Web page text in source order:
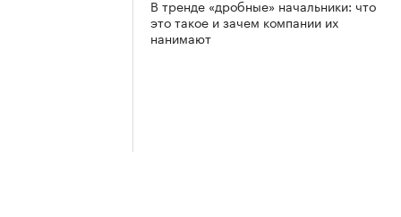
В тренде «дробные» начальники: что
это такое и зачем компании их
нанимают